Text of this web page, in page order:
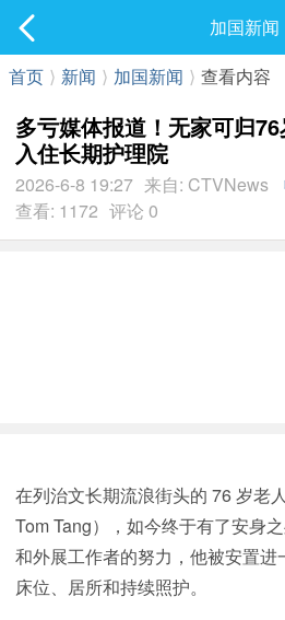
加国新闻
首页 ⟩ 新闻 ⟩ 加国新闻 ⟩ 查看内容
多亏媒体报道！无家可归
入住长期护理院
2026-6-8 19:27 来自: CTVNews
查看: 1172 评论 0
在列治文长期流浪街头的 76 岁老
Tom Tang），如今终于有了安身
和外展工作者的努力，他被安置进
床位、居所和持续照护。